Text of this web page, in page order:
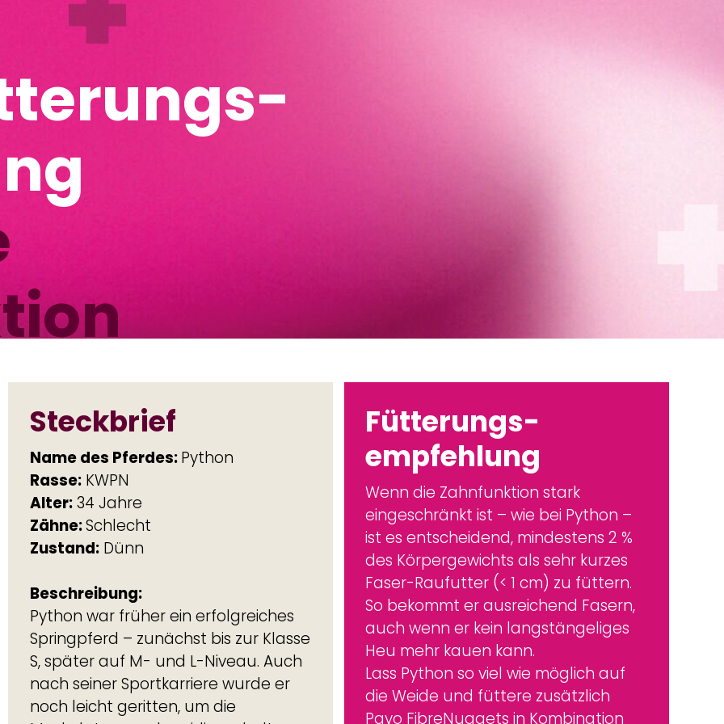
Python
ein erfolgreiches
zunächst bis zur Klasse
und L-Niveau. Auch
wurde er
um die
zu halten.
von 25 Jahren haben
Ruhestand geschickt.
ein fröhliches
gerne den
der Weide.
uns auf, dass ihm das
normalem Raufutter
schwerfällt. Er bildet
und zeigt wenig
harten Kraftfuttern. Sein
empfehlung
eingeschränkt ist – wie bei Python –
des Körpergewichts als sehr kurzes
Faser-Raufutter (< 1 cm) zu füttern.
So bekommt er ausreichend Fasern,
auch wenn er kein langstängeliges
Lass Python so viel wie möglich auf
Pavo FibreNuggets in Kombination
proteinreichen Raufutterersatz wie
Pavo WeightLift oder Pavo FibreBeet.
Damit stellst du sicher, dass er seinen
Raufutterbedarf weiterhin decken
kann.
Wenn du Pavo FibreBeet als
Raufutterquelle einsetzt, sollte
dieses maximal 25 % der gesamten
täglichen Raufuttermenge